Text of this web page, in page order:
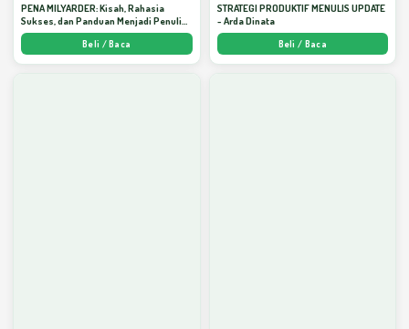
PENA MILYARDER: Kisah, Rahasia
Sukses, dan Panduan Menjadi Penulis 1
Milyar di KBM App dari Nol - Arda Dinata
Beli / Baca
STRATEGI PRODUKTIF MENULIS UPDATE
- Arda Dinata
Beli / Baca